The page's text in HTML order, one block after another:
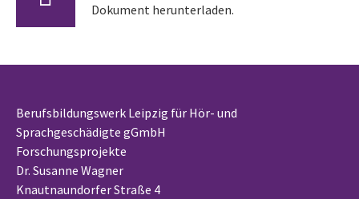
Dokument herunterladen.
Berufsbildungswerk Leipzig für Hör- und
Sprachgeschädigte gGmbH
Forschungsprojekte
Dr. Susanne Wagner
Knautnaundorfer Straße 4